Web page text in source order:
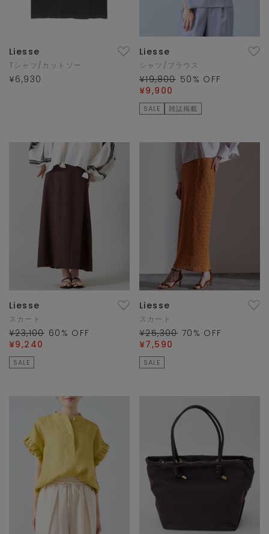
Liesse
Tシャツ/カットソー
¥6,930
Liesse
シャツ/ブラウス
¥19,800 50 % OFF
¥9,900
SALE 雑誌掲載
Liesse
スカート
¥23,100 60 % OFF
¥9,240
SALE
Liesse
スカート
¥25,300 70 % OFF
¥7,590
SALE